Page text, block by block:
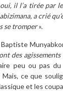
il l’a tirée par
a crié
se tromper».
des
peu ou pas
Mais, ce que
et les